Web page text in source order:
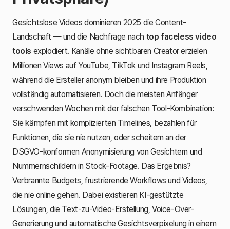
Gesichtslose Videos dominieren 2025 die Content-
Landschaft — und die Nachfrage nach top faceless video
tools explodiert. Kanäle ohne sichtbaren Creator erzielen
Millionen Views auf YouTube, TikTok und Instagram Reels,
während die Ersteller anonym bleiben und ihre Produktion
vollständig automatisieren. Doch die meisten Anfänger
verschwenden Wochen mit der falschen Tool-Kombination:
Sie kämpfen mit komplizierten Timelines, bezahlen für
Funktionen, die sie nie nutzen, oder scheitern an der
DSGVO-konformen Anonymisierung von Gesichtern und
Nummernschildern in Stock-Footage. Das Ergebnis?
Verbrannte Budgets, frustrierende Workflows und Videos,
die nie online gehen. Dabei existieren KI-gestützte
Lösungen, die Text-zu-Video-Erstellung, Voice-Over-
Generierung und automatische Gesichtsverpixelung in einem